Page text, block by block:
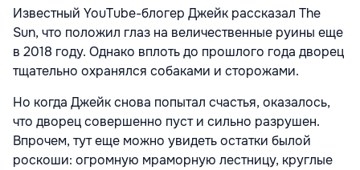
Известный YouTube-блогер Джейк рассказал The
Sun, что положил глаз на величественные руины еще
в 2018 году. Однако вплоть до прошлого года дворец
тщательно охранялся собаками и сторожами.
Но когда Джейк снова попытал счастья, оказалось,
что дворец совершенно пуст и сильно разрушен.
Впрочем, тут еще можно увидеть остатки былой
роскоши: огромную мраморную лестницу, круглые